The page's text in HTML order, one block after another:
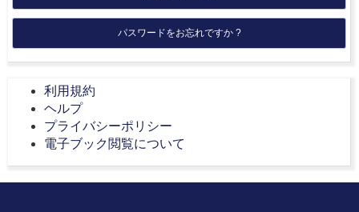
パスワードをお忘れですか ?
利用規約
ヘルプ
プライバシーポリシー
電子ブック閲覧について